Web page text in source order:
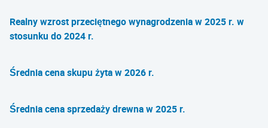
Realny wzrost przeciętnego wynagrodzenia w 2025 r. w
stosunku do 2024 r.
Średnia cena skupu żyta w 2026 r.
Średnia cena sprzedaży drewna w 2025 r.